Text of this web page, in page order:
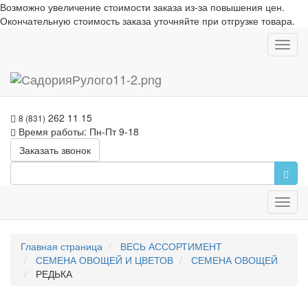
Возможно увеличение стоимости заказа из-за повышения цен.
Окончательную стоимость заказа уточняйте при отгрузке товара.
8 (831) 262 11 15
Время работы: Пн-Пт 9-18
Заказать звонок
Главная страница
ВЕСЬ АССОРТИМЕНТ
СЕМЕНА ОВОЩЕЙ И ЦВЕТОВ
СЕМЕНА ОВОЩЕЙ
РЕДЬКА